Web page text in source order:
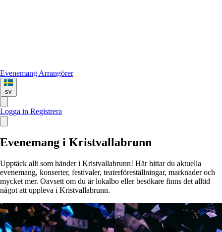
Evenemang Arrangörer
sv
Logga in Registrera
Evenemang i Kristvallabrunn
Upptäck allt som händer i Kristvallabrunn! Här hittar du aktuella
evenemang, konserter, festivaler, teaterföreställningar, marknader och
mycket mer. Oavsett om du är lokalbo eller besökare finns det alltid
något att uppleva i Kristvallabrunn.